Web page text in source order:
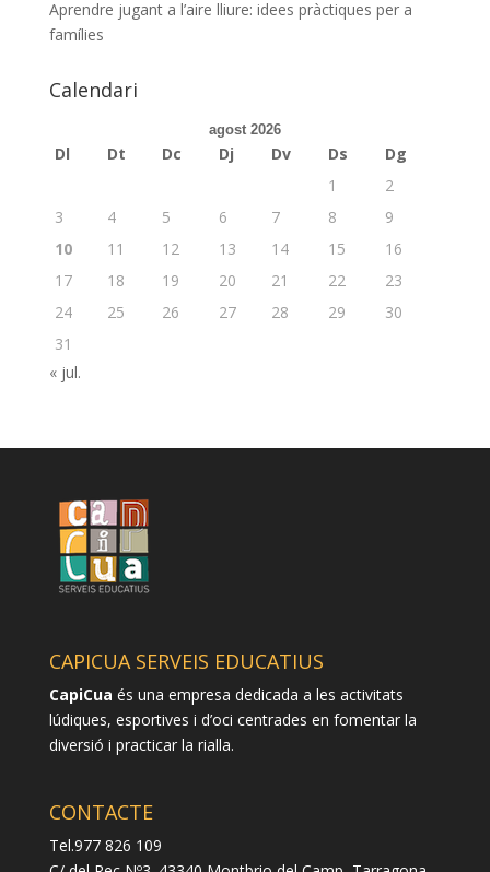
Aprendre jugant a l’aire lliure: idees pràctiques per a
famílies
Calendari
agost 2026
Dl Dt Dc Dj Dv Ds
Dg
1
2
3
4 5 6 7 8
9
10
11 12 13 14 15
16
17
18 19 20 21 22
23
24
25 26 27 28 29
30
31
« jul.
CAPICUA SERVEIS EDUCATIUS
CapiCua és una empresa dedicada a les activitats
lúdiques, esportives i d’oci centrades en fomentar la
diversió i practicar la rialla.
CONTACTE
Tel.977 826 109